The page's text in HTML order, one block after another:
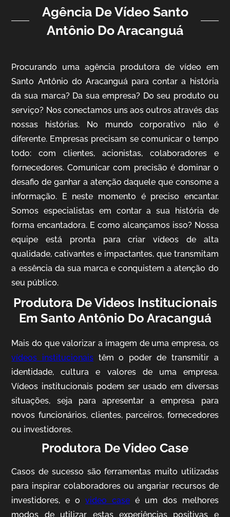
IQVIA
Cobertura de Eventos
AgriBrasil
Vídeo Institucional
Agência De Vídeo Santo
Antônio Do Aracanguá
Procurando uma agência produtora de vídeo em
Santo Antônio do Aracanguá para contar a história
da sua marca? Da sua empresa? Do seu produto ou
serviço? Nos conectamos uns aos outros através das
nossas histórias. No mundo corporativo não é
diferente. Empresas precisam se comunicar o tempo
todo: com clientes, acionistas, colaboradores e
fornecedores. Comunicar com precisão é dominar o
desafio de ganhar a atenção daquele que consome a
informação. E neste momento é preciso encantar.
Somos especialistas em contar a sua história de
forma encantadora. E como alcançamos isso? Nossa
equipe está pronta para criar vídeos de alta
qualidade, cativantes e impactantes, que transmitam
a essência da sua marca e conquistem a atenção do
seu público.
Produtora De Videos Institucionais
Em Santo Antônio Do Aracanguá
Mais do que valorizar a imagem de uma empresa, os
vídeos institucionais têm o poder de transmitir a
identidade, cultura e valores de uma empresa.
Vídeos institucionais podem ser usado em diversas
situações, seja para apresentar a empresa para
novos funcionários, clientes, parceiros, fornecedores
ou investidores.
Produtora De Video Case
Casos de sucesso são ferramentas muito utilizadas
para inspirar colaboradores ou angariar recursos de
investidores, e ovideo case é um dos melhores
modos de utilizar estas experiências positivas e